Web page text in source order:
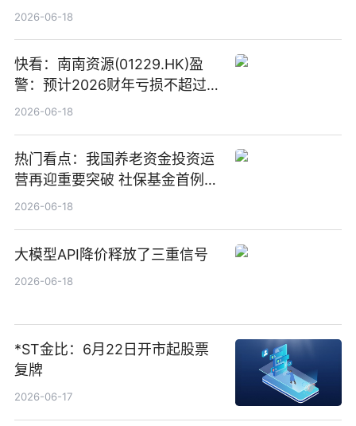
“量质并重”
2026-06-18
快看：南南资源(01229.HK)盈
警：预计2026财年亏损不超过
1000万港元
2026-06-18
热门看点：我国养老资金投资运
营再迎重要突破 社保基金首例期
货账户完成开立
2026-06-18
大模型API降价释放了三重信号
2026-06-18
*ST金比：6月22日开市起股票
复牌
2026-06-17